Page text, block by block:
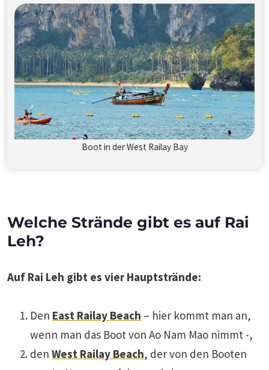
Boot in der West Railay Bay
Welche Strände gibt es auf Rai
Leh?
Auf Rai Leh gibt es vier Hauptstrände:
Den East Railay Beach – hier kommt man an,
wenn man das Boot von Ao Nam Mao nimmt -,
den West Railay Beach, der von den Booten